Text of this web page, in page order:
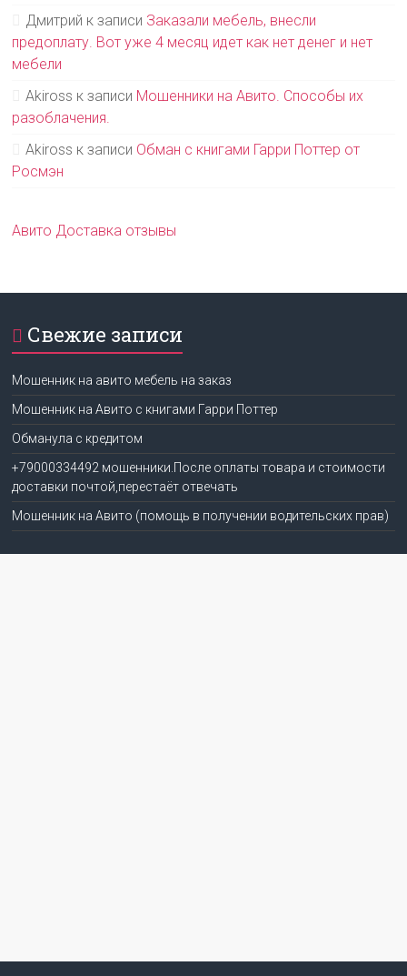
Дмитрий к записи Заказали мебель, внесли
предоплату. Вот уже 4 месяц идет как нет денег и нет
мебели
Akiross к записи Мошенники на Авито. Способы их
разоблачения.
Akiross к записи Обман с книгами Гарри Поттер от
Росмэн
Авито Доставка отзывы
Свежие записи
Мошенник на авито мебель на заказ
Мошенник на Авито с книгами Гарри Поттер
Обманула с кредитом
+79000334492 мошенники.После оплаты товара и стоимости
доставки почтой,перестаёт отвечать
Мошенник на Авито (помощь в получении водительских прав)